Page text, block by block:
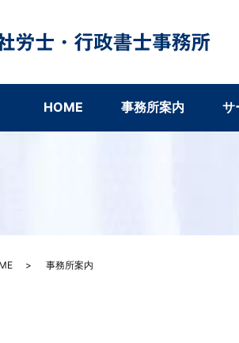
HOME 事務所案内 サ
事務所案内